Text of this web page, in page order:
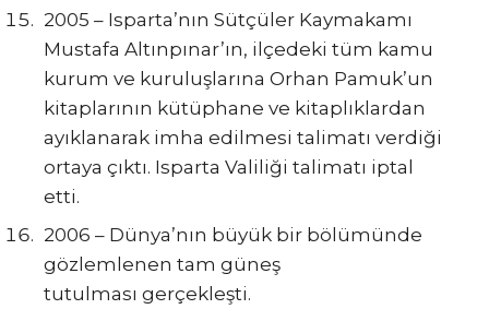
2005 – Isparta’nın Sütçüler Kaymakamı
Mustafa Altınpınar’ın, ilçedeki tüm kamu
kurum ve kuruluşlarına Orhan Pamuk’un
kitaplarının kütüphane ve kitaplıklardan
ayıklanarak imha edilmesi talimatı verdiği
ortaya çıktı. Isparta Valiliği talimatı iptal
etti.
2006 – Dünya’nın büyük bir bölümünde
gözlemlenen tam güneş
tutulması gerçekleşti.